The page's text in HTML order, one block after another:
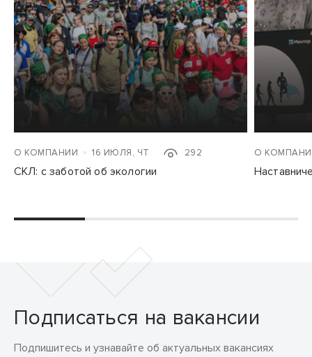
О КОМПАНИИ 16 ИЮЛЯ, ЧТ 292
СКЛ: с заботой об экологии
О
Подписаться на вакансии
Подпишитесь и узнавайте об актуальных вакансиях